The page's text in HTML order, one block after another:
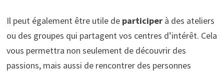
Il peut également être utile de participerà des ateliers
ou des groupes qui partagent vos centres d’intérêt. Cela
vous permettra non seulement de découvrir des
passions, mais aussi de rencontrer des personnes